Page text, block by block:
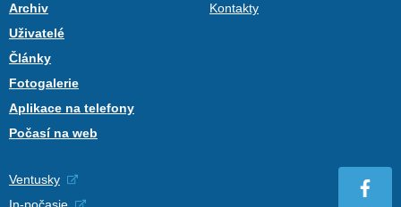
Archiv
Uživatelé
Články
Fotogalerie
Aplikace na telefony
Počasí na web
Kontakty
Ventusky